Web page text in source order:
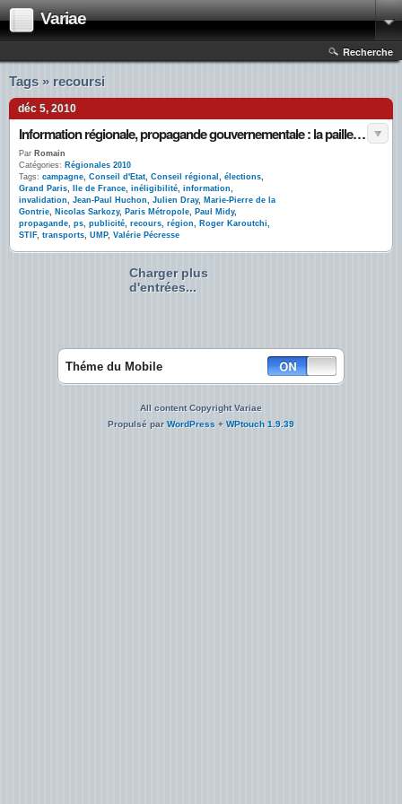
Variae
Recherche
Tags » recoursi
déc 5, 2010
Information régionale, propagande gouvernementale : la paille et la poutre ?
Par Romain
Catégories: Régionales 2010
Tags: campagne, Conseil d'Etat, Conseil régional , élections,
Grand Paris, Ile de France, inéligibilité, information,
invalidation, Jean-Paul Huchon, Julien Dray, Marie-Pierre de la
Gontrie, Nicolas Sarkozy, Paris Métropole, Paul Midy,
propagande, ps, publicité, recours, région, Roger Karoutchi,
STIF, transports, UMP, Valérie Pécresse
Charger plus
d'entrées...
Théme du Mobile
All content Copyright Variae
Propulsé parWordPress + WPtouch 1.9.39